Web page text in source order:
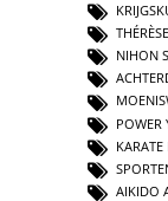
NIHON
POWER
AIKIDO